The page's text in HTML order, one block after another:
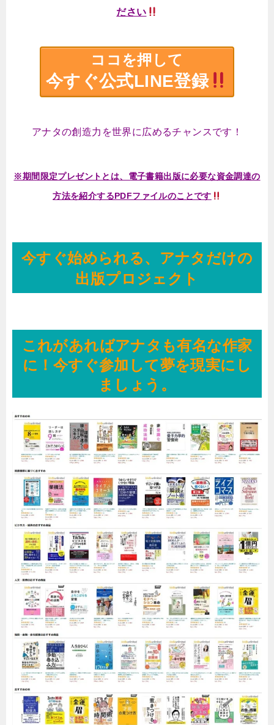
ださい
ココを押して
今すぐ公式LINE登録
アナタの創造力を世界に広めるチャンスです！
※期間限定プレゼントとは、電子書籍出版に必要な資金調達の
方法を紹介するPDFファイルのことです
今すぐ始められる、アナタだけの
出版プロジェクト
これがあればアナタも有名な作家
に！今すぐ参加して夢を現実にし
ましょう。